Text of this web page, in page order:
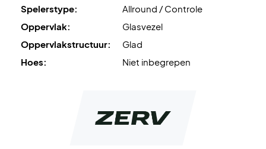
Spelerstype:
Allround / Controle
Oppervlak:
Glasvezel
Oppervlakstructuur:
Glad
Hoes:
Niet inbegrepen